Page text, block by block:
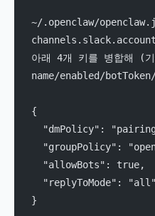
~/.openclaw/
아래 4개 키를 병합해 (
name/enabled/
{
"dmPolicy":
"groupPolicy":
  "allowBots": true,
  "replyToMode": "all"
}